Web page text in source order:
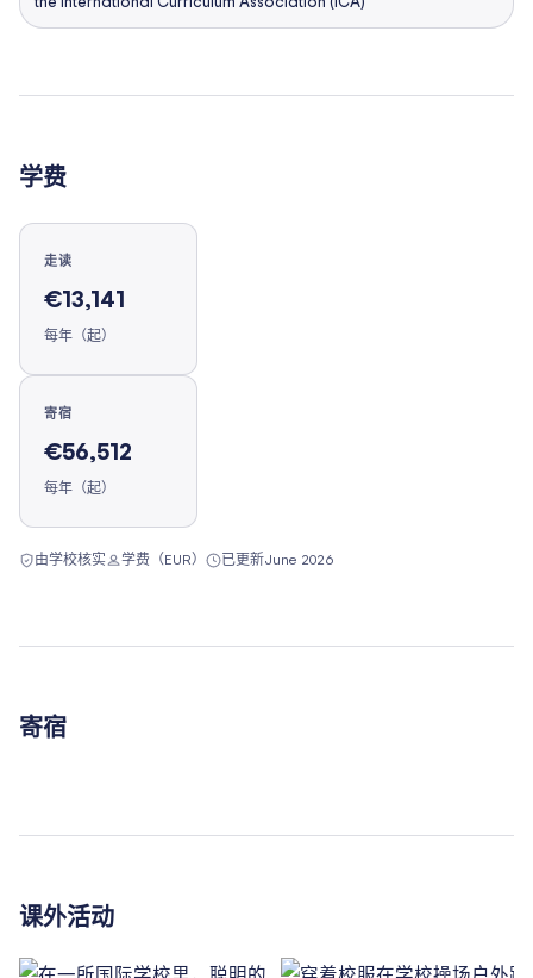
学费
走读
€13,141
每年（起）
寄宿
€56,512
每年（起）
由学校核实 学费（EUR） 已更新June 2026
寄宿
课外活动